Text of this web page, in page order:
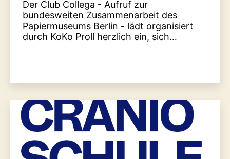
Der Club Collega - Aufruf zur
bundesweiten Zusammenarbeit des
Papiermuseums Berlin - lädt organisiert
durch KoKo Proll herzlich ein, sich…